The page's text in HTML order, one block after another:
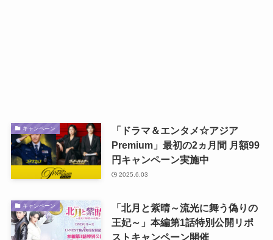
キャンペーン
「ドラマ＆エンタメ☆アジア
Premium」最初の2ヵ月間 月額99
円キャンペーン実施中
2025.6.03
キャンペーン
「北月と紫晴～流光に舞う偽りの
王妃～」本編第1話特別公開リポ
ストキャンペーン開催